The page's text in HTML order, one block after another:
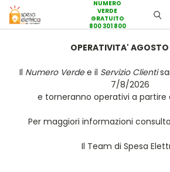
NUMERO
VERDE
GRATUITO
800 301 800
OPERATIVITA'
Il Numero Verdee il Servizio Clienti
7/8/2026
e torneranno operativi a partire
Per maggiori informazioni consulta
Il Team di Spesa